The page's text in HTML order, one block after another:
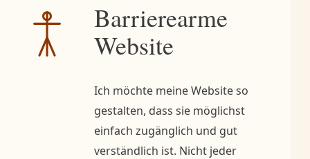
Barrierearme
Website
Ich möchte meine Website so
gestalten, dass sie möglichst
einfach zugänglich und gut
verständlich ist. Nicht jeder